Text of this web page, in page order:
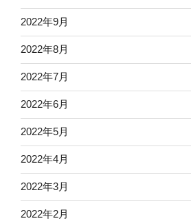
2022年9月
2022年8月
2022年7月
2022年6月
2022年5月
2022年4月
2022年3月
2022年2月